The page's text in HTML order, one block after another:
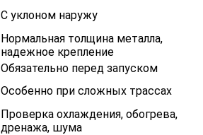
С уклоном наружу
Нормальная толщина металла,
надежное крепление
Обязательно перед запуском
Особенно при сложных трассах
Проверка охлаждения, обогрева,
дренажа, шума